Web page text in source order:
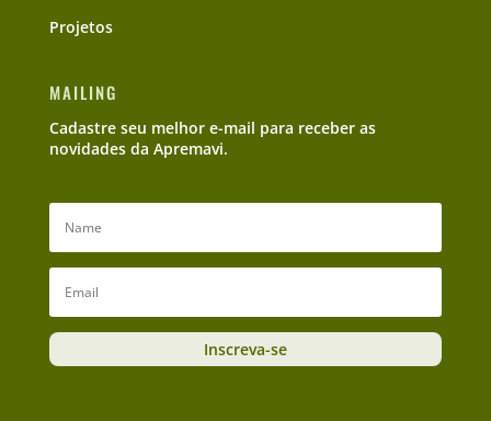
Projetos
MAILING
Cadastre seu melhor e-mail para receber as
novidades da Apremavi.
Inscreva-se